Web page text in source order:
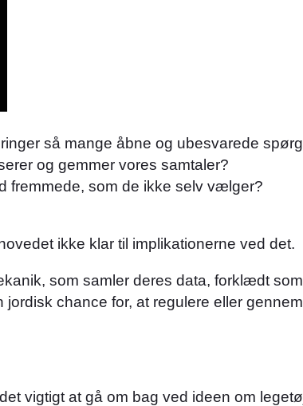
så mange åbne og ubesvarede
og gemmer vores samtaler?
fremmede, som de ikke selv vælger?
ikke klar til implikationerne ved det.
som samler deres data, forklædt
chance for, at regulere eller
vigtigt at gå om bag ved ideen om